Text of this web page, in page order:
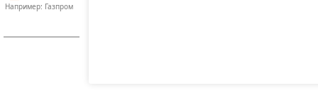
Например: Газпром